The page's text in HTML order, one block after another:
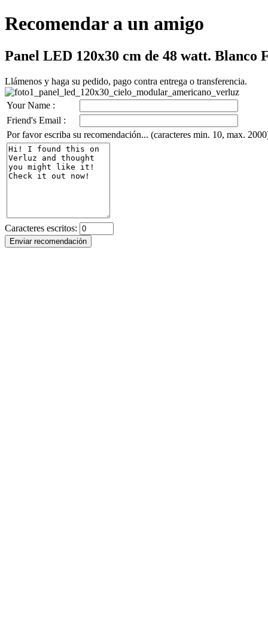
Recomendar a un amigo
Panel LED 120x30 cm de 48 watt. Blanco
Llámenos y haga su pedido, pago contra entrega o transferencia.
Your Name :
Friend's Email :
Por favor escriba su recomendación... (caracteres min. 10, max.
Caracteres escritos: